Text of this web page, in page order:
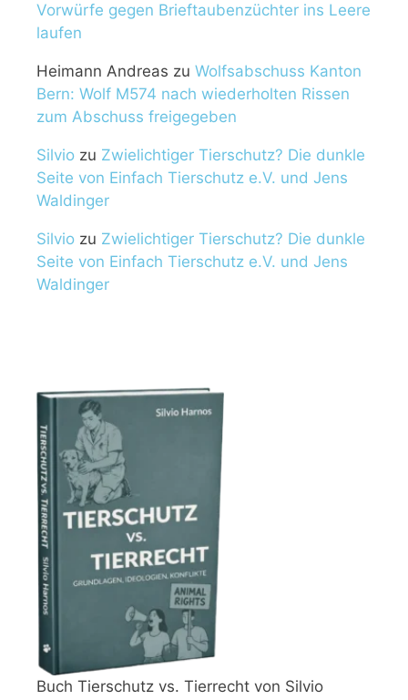
Vorwürfe gegen Brieftaubenzüchter ins Leere
laufen
Heimann Andreas zu Wolfsabschuss Kanton
Bern: Wolf M574 nach wiederholten Rissen
zum Abschuss freigegeben
Silvio zu Zwielichtiger Tierschutz? Die dunkle
Seite von Einfach Tierschutz e.V. und Jens
Waldinger
Silvio zu Zwielichtiger Tierschutz? Die dunkle
Seite von Einfach Tierschutz e.V. und Jens
Waldinger
Buch Tierschutz vs. Tierrecht von Silvio